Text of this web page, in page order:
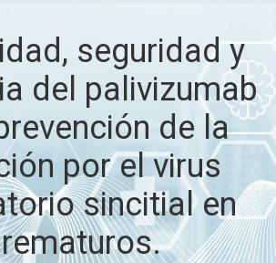
seguridad y
del palivizumab
de la
por el virus
sincitial en